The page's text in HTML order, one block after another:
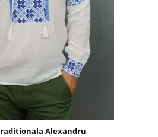
Alexandru